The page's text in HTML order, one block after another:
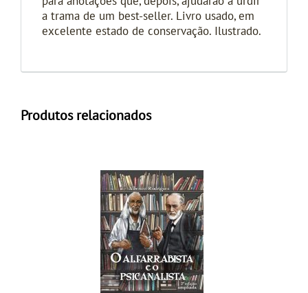
a trama de um best-seller. Livro usado, em
excelente estado de conservação. Ilustrado.
Produtos relacionados